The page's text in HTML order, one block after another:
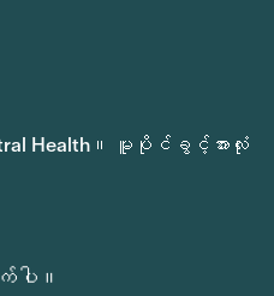
Health။ မူပိုင်ခွင့်အားလုံး
ါ။